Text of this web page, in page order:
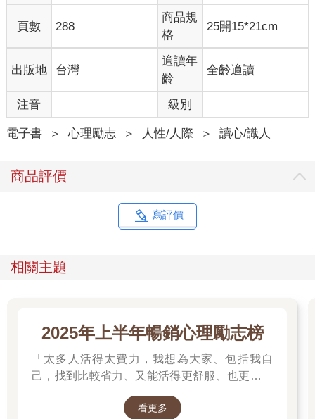
我們的手掌心。你作案時當場被逮個正著，不得不改變策略
了。」
菲爾和歐瑪能夠互助。菲爾需要對方的情資與合作，歐瑪則因舊
戰術失敗而需要新計畫。菲爾的任務是提供替代方案給歐瑪，以
免他產生防衛心，並警覺到菲爾正從晤談轉為套話。這種轉換的
關鍵在於「轉折語句」（transition statement），它能開啟後續的
對話。
轉折語句是指獨白的第一或第二句話，可分成「關切式直接觀
合說法。
DOC用於提問者沒信心或把握時。假設你是某藥局的店長，某位
藥劑師通知你有好幾打強效止痛藥「可待因酮」不見了。你和另
多懷疑，但不知情的部分還是很多，於是決定使用DOC用語，像
認，但唯一拿走可待因酮的人顯然就是珍。此時你信心滿滿，就
談話內容，還有我調查及蒐集到的事證，肯定是妳拿走可待因
酮。」
如先前所提，轉折語句也可能是介於兩者之間的混合用語，主要
頁數 288
商品規
格
25開15*21cm
出版地 台灣
適讀年
齡
全齡適讀
注音 級別
電子書 ＞ 心理勵志 ＞ 人性/人際 ＞ 讀心/識人
商品評價
寫評價
相關主題
2025年上半年暢銷心理勵志榜
「太多人活得太費力，我想為大家、包括我自
己，找到比較省力、又能活得更舒服、也更滿足
2025網友們心靈療癒都在看這些↓↓↓↓
看更多